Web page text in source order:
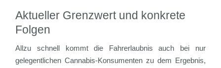
Aktueller Grenzwert und konkrete
Folgen
Allzu schnell kommt die Fahrerlaubnis auch bei nur
gelegentlichen Cannabis-Konsumenten zu dem Ergebnis,